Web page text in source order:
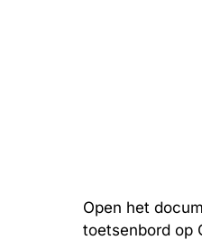
Open het
toetsenbord op